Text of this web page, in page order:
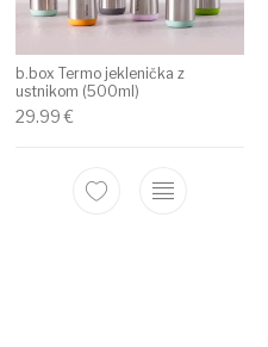
€.17.49 €.
b.box Termo jeklenička z
ustnikom (500ml)
29.99€